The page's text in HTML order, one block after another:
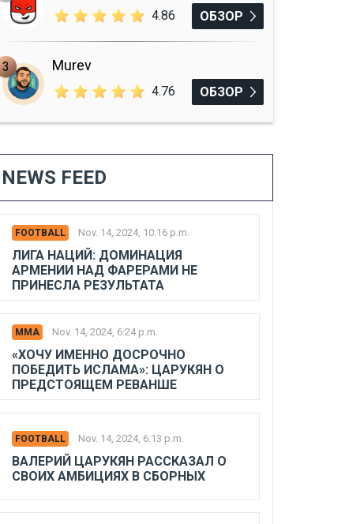
4.86 ОБЗОР
3 Murev
4.76 ОБЗОР
NEWS FEED
FOOTBALL Nov. 14, 2024, 10:16 p.m.
ЛИГА НАЦИЙ: ДОМИНАЦИЯ
АРМЕНИИ НАД ФАРЕРАМИ НЕ
ПРИНЕСЛА РЕЗУЛЬТАТА
MMA Nov. 14, 2024, 6:24 p.m.
«ХОЧУ ИМЕННО ДОСРОЧНО
ПОБЕДИТЬ ИСЛАМА»: ЦАРУКЯН О
ПРЕДСТОЯЩЕМ РЕВАНШЕ
FOOTBALL Nov. 14, 2024, 6:13 p.m.
ВАЛЕРИЙ ЦАРУКЯН РАССКАЗАЛ О
СВОИХ АМБИЦИЯХ В СБОРНЫХ